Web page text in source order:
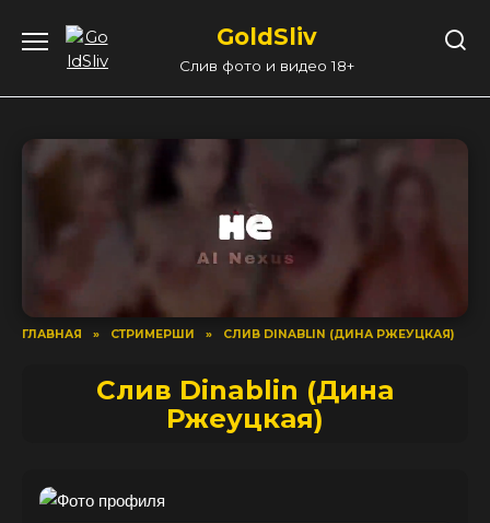
содержанию
GoldSliv
Слив фото и видео 18+
ГЛАВНАЯ » СТРИМЕРШИ » СЛИВ DINABLIN (ДИНА РЖЕУЦКАЯ)
Слив Dinablin (Дина
Ржеуцкая)